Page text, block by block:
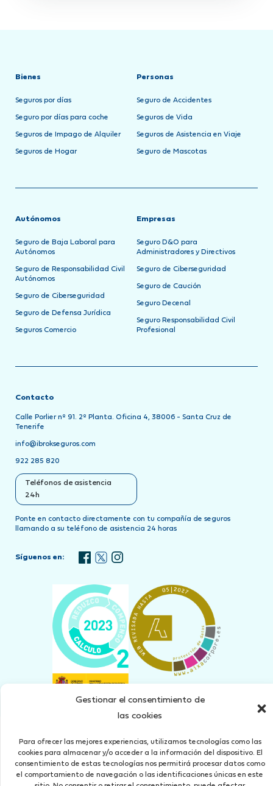
Gestionar el consentimiento de
las cookies
Para ofrecer las mejores experiencias, utilizamos tecnologías como las
cookies para almacenar y/o acceder a la información del dispositivo. El
consentimiento de estas tecnologías nos permitirá procesar datos como
el comportamiento de navegación o las identificaciones únicas en este
Bienes
Seguros por días
Seguro por días para coche
Seguros de Impago de Alquiler
Seguros de Hogar
Personas
Seguro de Accidentes
Seguros de Vida
Seguros de Asistencia en Viaje
Seguro de Mascotas
Autónomos
Seguro de Baja Laboral para
Autónomos
Seguro de Responsabilidad Civil
Autónomos
Seguro de Ciberseguridad
Seguro de Defensa Jurídica
Seguros Comercio
Empresas
Seguro D&O para
Administradores y Directivos
Seguro de Ciberseguridad
Seguro de Caución
Seguro Decenal
Seguro Responsabilidad Civil
Profesional
Contacto
Calle Porlier nº 91. 2º Planta. Oficina 4, 38006 - Santa Cruz de
Tenerife
info@ibrokseguros.com
922 285 820
Teléfonos de asistencia
24h
Ponte en contacto directamente con tu compañía de seguros
llamando a su teléfono de asistencia 24 horas
Síguenos en:
Concertado seguro de Responsabilidad Civil según art. 27 Ley 26/2006 del 17 de Julio
Aviso Legal Política de Privacidad Canal denuncias